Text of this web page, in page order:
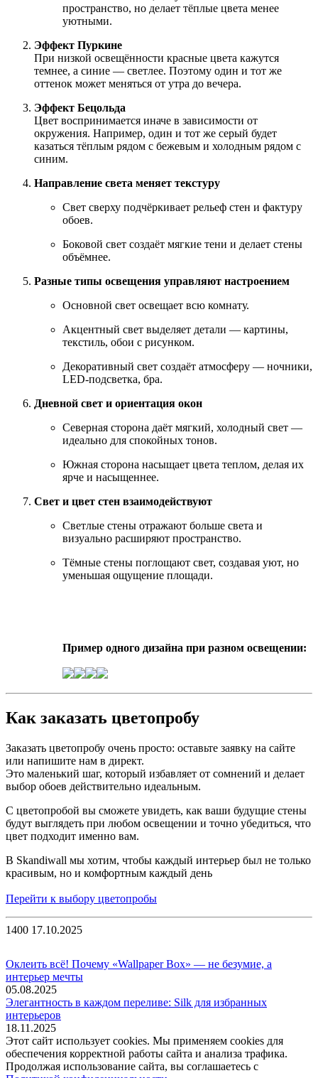
пространство, но делает тёплые цвета менее
уютными.
Эффект Пуркине
При низкой освещённости красные цвета кажутся
темнее, а синие — светлее. Поэтому один и тот же
оттенок может меняться от утра до вечера.
Эффект Бецольда
Цвет воспринимается иначе в зависимости от
окружения. Например, один и тот же серый будет
казаться тёплым рядом с бежевым и холодным рядом с
синим.
Направление света меняет текстуру
Свет сверху подчёркивает рельеф стен и фактуру
обоев.
Боковой свет создаёт мягкие тени и делает стены
объёмнее.
Разные типы освещения управляют настроением
Основной свет освещает всю комнату.
Акцентный свет выделяет детали — картины,
текстиль, обои с рисунком.
Декоративный свет создаёт атмосферу — ночники,
LED-подсветка, бра.
Дневной свет и ориентация окон
Северная сторона даёт мягкий, холодный свет —
идеально для спокойных тонов.
Южная сторона насыщает цвета теплом, делая их
ярче и насыщеннее.
Свет и цвет стен взаимодействуют
Светлые стены отражают больше света и
визуально расширяют пространство.
Тёмные стены поглощают свет, создавая уют, но
уменьшая ощущение площади.
Пример одного дизайна при разном освещении:
Как заказать цветопробу
Заказать цветопробу очень просто: оставьте заявку на сайте
или напишите нам в директ.
Это маленький шаг, который избавляет от сомнений и делает
выбор обоев действительно идеальным.
С цветопробой вы сможете увидеть, как ваши будущие стены
будут выглядеть при любом освещении и точно убедиться, что
цвет подходит именно вам.
В Skandiwall мы хотим, чтобы каждый интерьер был не только
красивым, но и комфортным каждый день
Перейти к выбору цветопробы
1400 17.10.2025
Оклеить всё! Почему «Wallpaper Box» — не безумие, а
интерьер мечты
05.08.2025
Элегантность в каждом переливе: Silk для избранных
интерьеров
18.11.2025
Этот сайт использует cookies. Мы применяем cookies для
обеспечения корректной работы сайта и анализа трафика.
Продолжая использование сайта, вы соглашаетесь с